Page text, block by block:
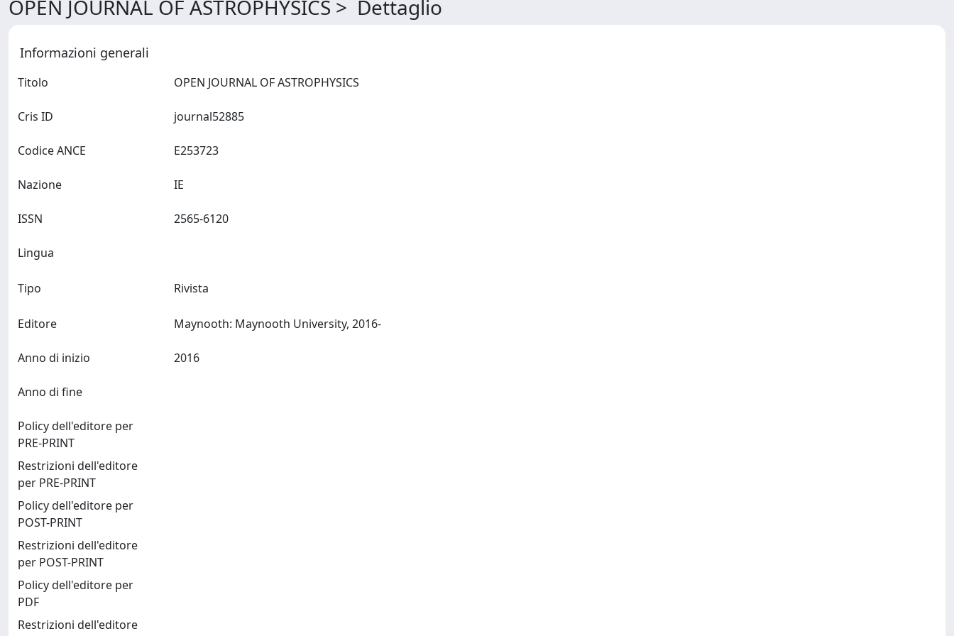
OPEN JOURNAL OF ASTROPHYSICS > Dettaglio
Informazioni generali
Titolo
Cris ID
Codice ANCE
Nazione
ISSN
Lingua
Tipo Rivista
Editore
Anno di inizio
Anno di fine
Policy dell'editore per
PRE-PRINT
Restrizioni dell'editore
per PRE-PRINT
Policy dell'editore per
POST-PRINT
Restrizioni dell'editore
per POST-PRINT
Policy dell'editore per
PDF
Restrizioni dell'editore